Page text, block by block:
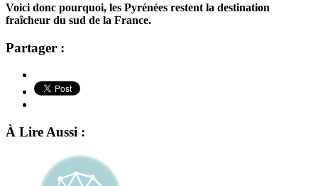
Voici donc pourquoi, les Pyrénées restent la destination
fraîcheur du sud de la France.
Partager :
À Lire Aussi :